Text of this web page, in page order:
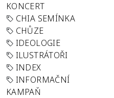
KONCERT
CHIA SEMÍNKA
CHŮZE
IDEOLOGIE
ILUSTRÁTOŘI
INDEX
INFORMAČNÍ
KAMPAŇ